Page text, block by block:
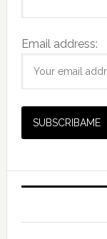
Email address: